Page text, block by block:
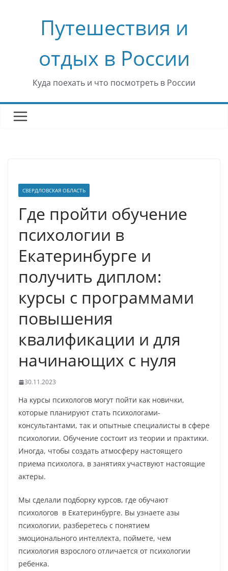
содержимомуПутешествия и
отдых в России
Куда поехать и что посмотреть в России
СВЕРДЛОВСКАЯ ОБЛАСТЬ
Где пройти обучение
психологии в
Екатеринбурге и
получить диплом:
курсы с программами
повышения
квалификации и для
начинающих с нуля
30.11.2023
На курсы психологов могут пойти как новички,
которые планируют стать психологами-
консультантами, так и опытные специалисты в сфере
психологии. Обучение состоит из теории и практики.
Иногда, чтобы создать атмосферу настоящего
приема психолога, в занятиях участвуют настоящие
актеры.
Мы сделали подборку курсов, где обучают
психологов в Екатеринбурге. Вы узнаете азы
психологии, разберетесь с понятием
эмоционального интеллекта, поймете, чем
психология взрослого отличается от психологии
ребенка.